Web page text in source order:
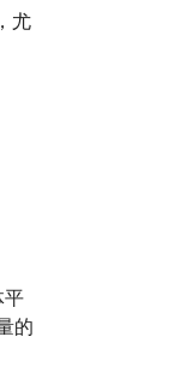
尤
平
的